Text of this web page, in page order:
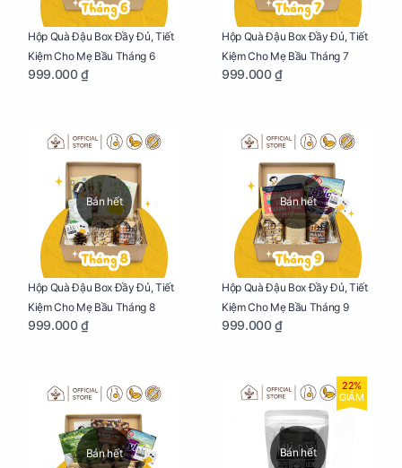
Hộp Quà Đậu Box Đầy Đủ, Tiết
Kiệm Cho Mẹ Bầu Tháng 6
999.000 ₫
Hộp Quà Đậu Box Đầy Đủ, Tiết
Kiệm Cho Mẹ Bầu Tháng 7
999.000 ₫
Bán hết
Hộp Quà Đậu Box Đầy Đủ, Tiết
Kiệm Cho Mẹ Bầu Tháng 8
999.000 ₫
Bán hết
Hộp Quà Đậu Box Đầy Đủ, Tiết
Kiệm Cho Mẹ Bầu Tháng 9
999.000 ₫
Bán hết Bán hết
22%
GIẢM